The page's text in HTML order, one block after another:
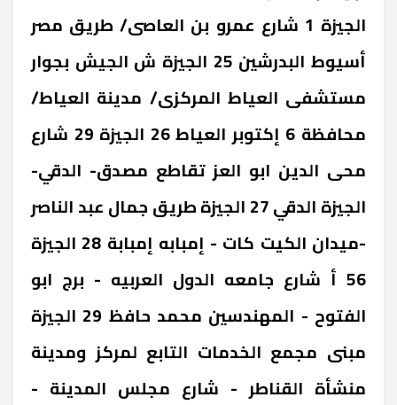
‎الجيزة ‎1 شارع عمرو بن العاصى/ طريق مصر
أسيوط ‎البدرشين 25 ‎الجيزة ‎ش الجيش بجوار
مستشفى العياط المركزى/ مدينة العياط/
محافظة 6 إكتوبر ‎العياط 26 ‎الجيزة ‎29 شارع
محى الدين ابو العز تقاطع مصدق- الدقي-
الجيزة ‎الدقي 27 ‎الجيزة ‎طريق جمال عبد الناصر
-ميدان الكيت كات - إمبابه ‎إمبابة 28 ‎الجيزة
‎56 أ شارع جامعه الدول العربيه - برج ابو
الفتوح - المهندسين ‎محمد حافظ 29 ‎الجيزة
‎مبنى مجمع الخدمات التابع لمركز ومدينة
منشأة القناطر - شارع مجلس المدينة -